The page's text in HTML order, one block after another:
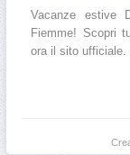
Vacanze estive
Fiemme! Scopri
ora il sito ufficiale.